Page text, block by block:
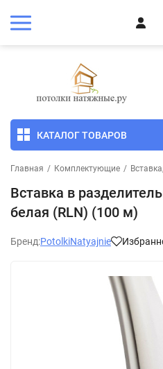
КАТАЛОГ ТОВАРОВ
Главная / Комплектующие /
Вставка в
белая (RLN) (100 м)
Бренд:PotolkiNatyajnie